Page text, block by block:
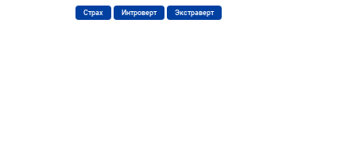
Страх Интроверт Экстраверт